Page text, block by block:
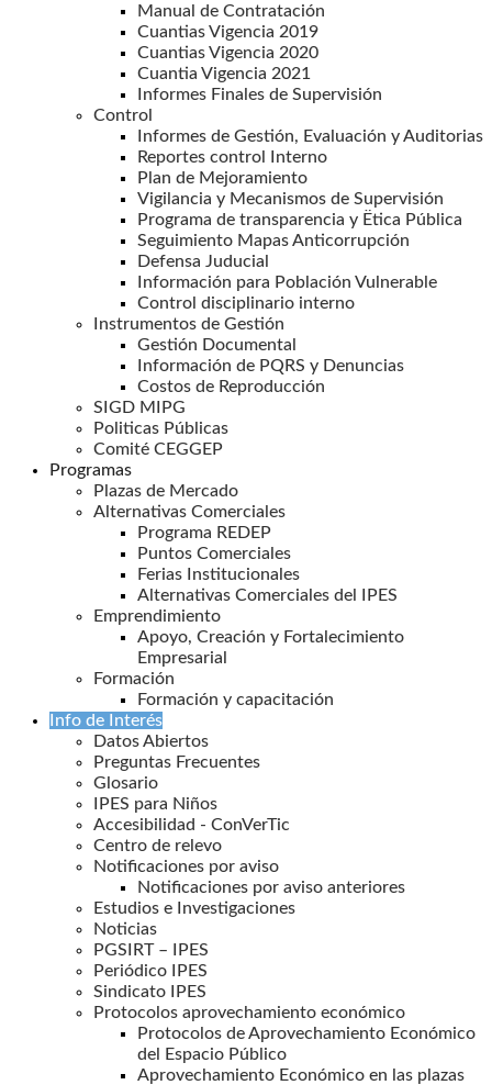
Manual de Contratación
Cuantias Vigencia 2019
Cuantias Vigencia 2020
Cuantia Vigencia 2021
Informes Finales de Supervisión
Control
Informes de Gestión, Evaluación y Auditorias
Reportes control Interno
Plan de Mejoramiento
Vigilancia y Mecanismos de Supervisión
Programa de transparencia y Ëtica Pública
Seguimiento Mapas Anticorrupción
Defensa Juducial
Información para Población Vulnerable
Control disciplinario interno
Instrumentos de Gestión
Gestión Documental
Información de PQRS y Denuncias
Costos de Reproducción
SIGD MIPG
Politicas Públicas
Comité CEGGEP
Programas
Plazas de Mercado
Alternativas Comerciales
Programa REDEP
Puntos Comerciales
Ferias Institucionales
Alternativas Comerciales del IPES
Emprendimiento
Apoyo, Creación y Fortalecimiento
Empresarial
Formación
Formación y capacitación
Info de Interés
Datos Abiertos
Preguntas Frecuentes
Glosario
IPES para Niños
Accesibilidad - ConVerTic
Centro de relevo
Notificaciones por aviso
Notificaciones por aviso anteriores
Estudios e Investigaciones
Noticias
PGSIRT – IPES
Periódico IPES
Sindicato IPES
Protocolos aprovechamiento económico
Protocolos de Aprovechamiento Económico
del Espacio Público
Aprovechamiento Económico en las plazas